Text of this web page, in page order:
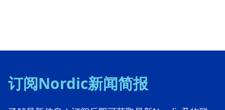
订阅Nordic新闻简报